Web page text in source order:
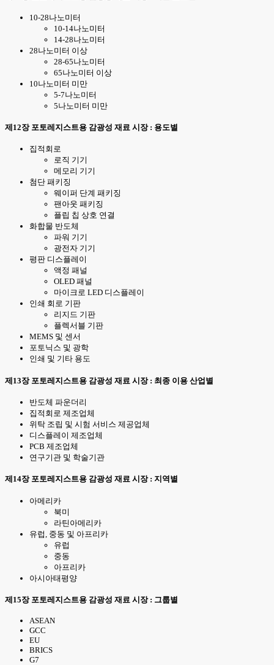
10-28나노미터
10-14나노미터
14-28나노미터
28나노미터 이상
28-65나노미터
65나노미터 이상
10나노미터 미만
5-7나노미터
5나노미터 미만
제12장 포토레지스트용 감광성 재료 시장 : 용도별
집적회로
로직 기기
메모리 기기
첨단 패키징
웨이퍼 단계 패키징
팬아웃 패키징
플립 칩 상호 연결
화합물 반도체
파워 기기
광전자 기기
평판 디스플레이
액정 패널
OLED 패널
마이크로 LED 디스플레이
인쇄 회로 기판
리지드 기판
플렉서블 기판
MEMS 및 센서
포토닉스 및 광학
인쇄 및 기타 용도
제13장 포토레지스트용 감광성 재료 시장 : 최종 이용 산업별
반도체 파운더리
집적회로 제조업체
위탁 조립 및 시험 서비스 제공업체
디스플레이 제조업체
PCB 제조업체
연구기관 및 학술기관
제14장 포토레지스트용 감광성 재료 시장 : 지역별
아메리카
북미
라틴아메리카
유럽, 중동 및 아프리카
유럽
중동
아프리카
아시아태평양
제15장 포토레지스트용 감광성 재료 시장 : 그룹별
ASEAN
GCC
EU
BRICS
G7